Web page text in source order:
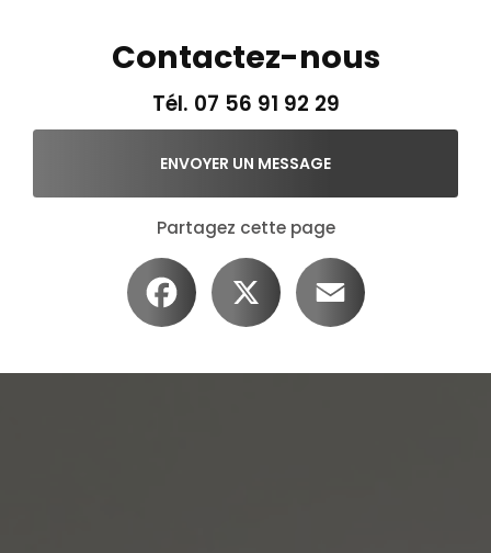
Contactez-nous
Tél. 07 56 91 92 29
ENVOYER UN MESSAGE
Partagez cette page
Facebook